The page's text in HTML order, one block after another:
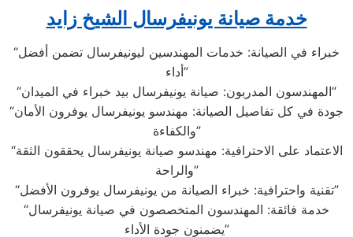
خدمة صيانة يونيفرسال الشيخ زايد
“خبراء في الصيانة: خدمات المهندسين ليونيفرسال تضمن أفضل
أداء”
“المهندسون المدربون: صيانة يونيفرسال بيد خبراء في الميدان”
“جودة في كل تفاصيل الصيانة: مهندسو يونيفرسال يوفرون الأمان
والكفاءة”
“الاعتماد على الاحترافية: مهندسو صيانة يونيفرسال يحققون الثقة
والراحة”
“تقنية واحترافية: خبراء الصيانة من يونيفرسال يوفرون الأفضل”
“خدمة فائقة: المهندسون المتخصصون في صيانة يونيفرسال
يضمنون جودة الأداء”